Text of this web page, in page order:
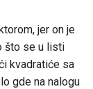
jer on je
što se u listi
kvadratiće sa
gde na nalogu